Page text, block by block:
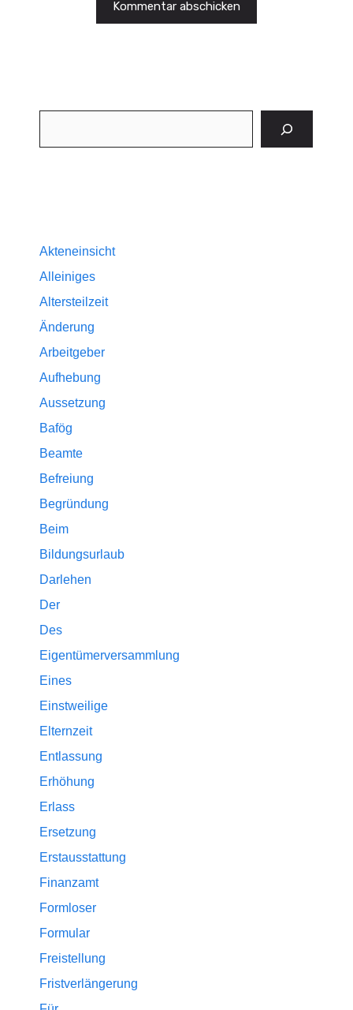
Akteneinsicht
Alleiniges
Altersteilzeit
Änderung
Arbeitgeber
Aufhebung
Aussetzung
Bafög
Beamte
Befreiung
Begründung
Beim
Bildungsurlaub
Darlehen
Der
Des
Eigentümerversammlung
Eines
Einstweilige
Elternzeit
Entlassung
Erhöhung
Erlass
Ersetzung
Erstausstattung
Finanzamt
Formloser
Formular
Freistellung
Fristverlängerung